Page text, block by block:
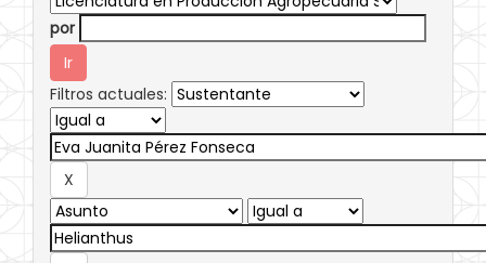
por
Filtros actuales: